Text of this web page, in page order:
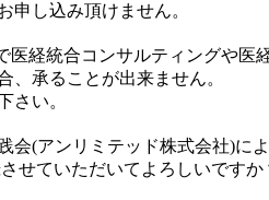
申し込み頂けません。
医経統合コンサルティングや医
、承ることが出来ません。
さい。
会(アンリミテッド株式会社)に
せていただいてよろしいですか